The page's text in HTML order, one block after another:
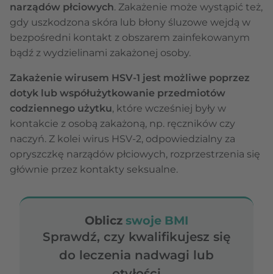
narządów płciowych. Zakażenie może wystąpić też,
gdy uszkodzona skóra lub błony śluzowe wejdą w
bezpośredni kontakt z obszarem zainfekowanym
bądź z wydzielinami zakażonej osoby.
Zakażenie wirusem HSV-1 jest możliwe poprzez
dotyk lub współużytkowanie przedmiotów
codziennego użytku, które wcześniej były w
kontakcie z osobą zakażoną, np. ręczników czy
naczyń. Z kolei wirus HSV-2, odpowiedzialny za
opryszczkę narządów płciowych, rozprzestrzenia się
głównie przez kontakty seksualne.
Oblicz swoje BMI
Sprawdź, czy kwalifikujesz się
do leczenia nadwagi lub